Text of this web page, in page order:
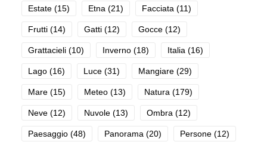
Estate (15) Etna (21) Facciata (11)
Frutti (14) Gatti (12) Gocce (12)
Grattacieli (10) Inverno (18) Italia (16)
Lago (16) Luce (31) Mangiare (29)
Mare (15) Meteo (13) Natura (179)
Neve (12) Nuvole (13) Ombra (12)
Paesaggio (48) Panorama (20) Persone (12)